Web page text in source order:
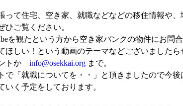
って住宅、空き家、就職などなどの移住情報や
ひご覧ください。
を観たという方から空き家バンクの物件にお問
ほしい！という動画のテーマなどございました
トか info@osekkai.org まで。
で「就職についてを・・」と頂きましたので今
いく予定をしております。